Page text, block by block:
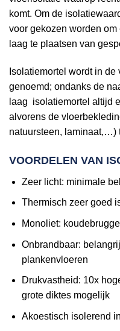
komt. Om de
voor gekozen worden
laag te plaatsen van
Isolatiemortel wordt in
genoemd; ondanks de
laag isolatiemortel altijd
alvorens de
natuursteen, laminaat,…)
VOORDELEN VAN
Zeer licht: minimale
Thermisch zeer goed
Monoliet:
Onbrandbaar:
plankenvloeren
Drukvastheid: 10x
grote diktes mogelijk
Akoestisch isolerend